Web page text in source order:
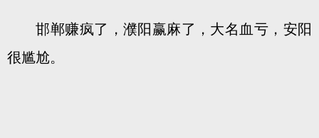
邯郸赚疯了，濮阳赢麻了，大名血亏，安阳
很尴尬。